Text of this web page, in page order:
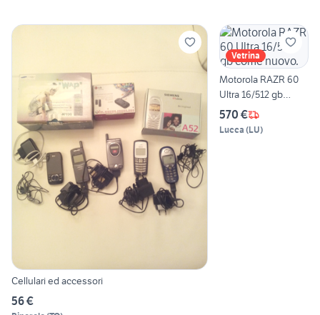
Cellulari ed accessori
56 €
Vetrina
Motorola RAZR 60
Ultra 16/512 gb
come nuovo.
570 €
Lucca (LU)